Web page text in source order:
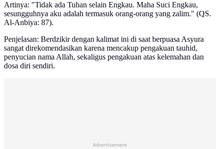
Artinya: "Tidak ada Tuhan selain Engkau. Maha Suci Engkau,
sesungguhnya aku adalah termasuk orang-orang yang zalim." (QS.
Al-Anbiya: 87).
Penjelasan: Berdzikir dengan kalimat ini di saat berpuasa Asyura
sangat direkomendasikan karena mencakup pengakuan tauhid,
penyucian nama Allah, sekaligus pengakuan atas kelemahan dan
dosa diri sendiri.
Advertisement